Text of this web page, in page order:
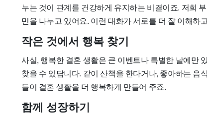
누는 것이 관계를 건강하게 유지하는 비결이죠. 저희
민을 나누고 있어요. 이런 대화가 서로를 더 잘 이해하
작은 것에서 행복 찾기
사실, 행복한 결혼 생활은 큰 이벤트나 특별한 날에만
찾을 수 있답니다. 같이 산책을 한다거나, 좋아하는 음
들이 결혼 생활을 더 행복하게 만들어 주죠.
함께 성장하기